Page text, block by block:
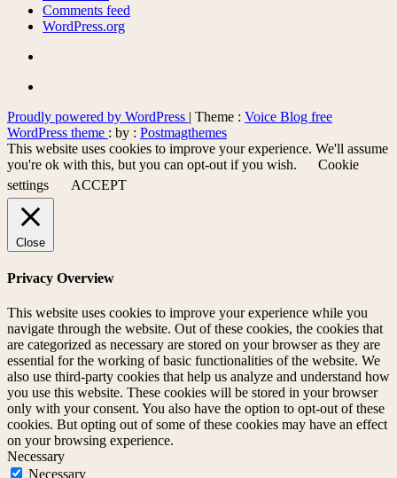
Comments feed
WordPress.org
Proudly powered by WordPress | Theme : Voice Blog free
WordPress theme : by : Postmagthemes
This website uses cookies to improve your experience. We'll assume
you're ok with this, but you can opt-out if you wish.
Cookie
settings
ACCEPT
Close
Privacy Overview
This website uses cookies to improve your experience while you
navigate through the website. Out of these cookies, the cookies that
are categorized as necessary are stored on your browser as they are
essential for the working of basic functionalities of the website. We
also use third-party cookies that help us analyze and understand how
you use this website. These cookies will be stored in your browser
only with your consent. You also have the option to opt-out of these
cookies. But opting out of some of these cookies may have an effect
on your browsing experience.
Necessary
Necessary